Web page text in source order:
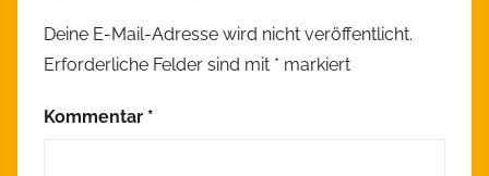
g
e
e
Deine E-Mail-Adresse wird nicht veröffentlicht.
Erforderliche Felder sind mit * markiert
Kommentar *